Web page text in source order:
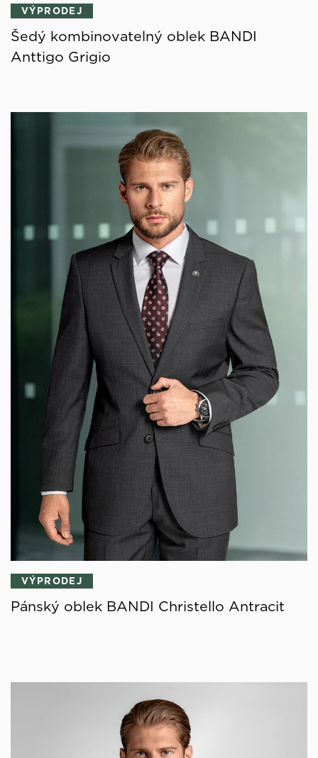
VÝPRODEJ
Šedý kombinovatelný oblek BANDI
Anttigo Grigio
VÝPRODEJ
Pánský oblek BANDI Christello Antracit